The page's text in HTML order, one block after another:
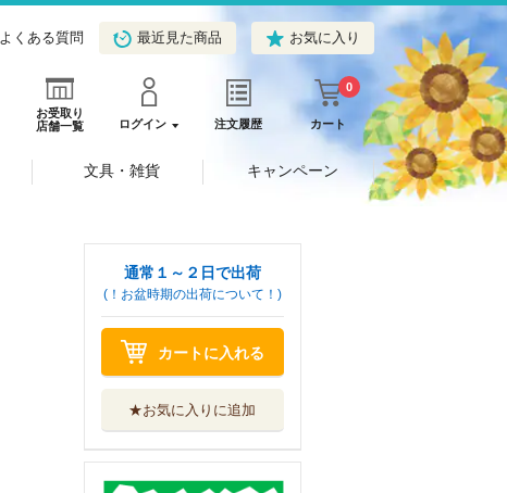
よくある質問 最近見た商品 お気に入り
お受取り
店舗一覧
ログイン 注文履歴 カート
0
文具・雑貨 キャンペーン
通常１～２日で出荷
(！お盆時期の出荷について！)
カートに入れる
★お気に入りに追加